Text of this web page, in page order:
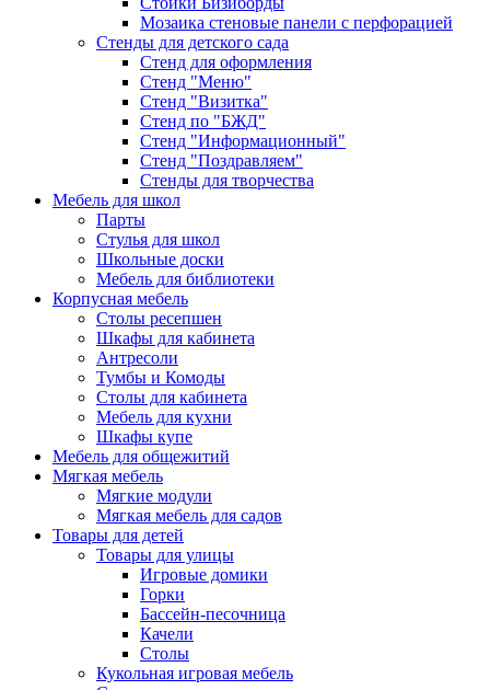
Мозаика стеновые панели с перфорацией
Стенды для детского сада
Стенд для оформления
Стенд "Меню"
Стенд "Визитка"
Стенд по "БЖД"
Стенд "Информационный"
Стенд "Поздравляем"
Стенды для творчества
Мебель для школ
Парты
Стулья для школ
Школьные доски
Мебель для библиотеки
Корпусная мебель
Столы ресепшен
Шкафы для кабинета
Антресоли
Тумбы и Комоды
Столы для кабинета
Мебель для кухни
Шкафы купе
Мебель для общежитий
Мягкая мебель
Мягкие модули
Мягкая мебель для садов
Товары для детей
Товары для улицы
Игровые домики
Горки
Бассейн-песочница
Качели
Столы
Кукольная игровая мебель